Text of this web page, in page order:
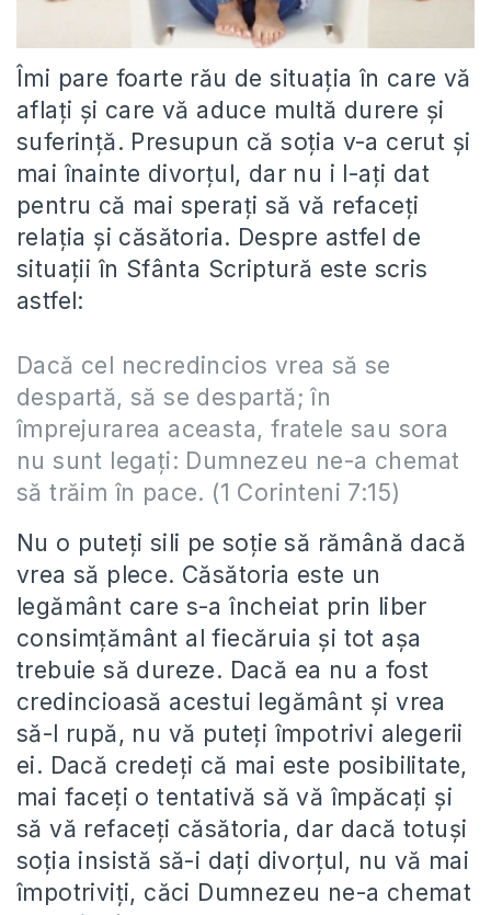
Îmi pare foarte rău de situația în care vă
aflați și care vă aduce multă durere și
suferință. Presupun că soția v-a cerut și
mai înainte divorțul, dar nu i l-ați dat
pentru că mai sperați să vă refaceți
relația și căsătoria. Despre astfel de
situații în Sfânta Scriptură este scris
astfel:
Dacă cel necredincios vrea să se
despartă, să se despartă; în
împrejurarea aceasta, fratele sau sora
nu sunt legaţi: Dumnezeu ne-a chemat
să trăim în pace. (1 Corinteni 7:15)
Nu o puteți sili pe soție să rămână dacă
vrea să plece. Căsătoria este un
legământ care s-a încheiat prin liber
consimțământ al fiecăruia și tot așa
trebuie să dureze. Dacă ea nu a fost
credincioasă acestui legământ și vrea
să-l rupă, nu vă puteți împotrivi alegerii
ei. Dacă credeți că mai este posibilitate,
mai faceți o tentativă să vă împăcați și
să vă refaceți căsătoria, dar dacă totuși
soția insistă să-i dați divorțul, nu vă mai
împotriviți, căci Dumnezeu ne-a chemat